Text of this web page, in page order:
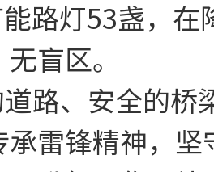
路灯53盏，
盲区。
路、安全的桥
承雷锋精神，